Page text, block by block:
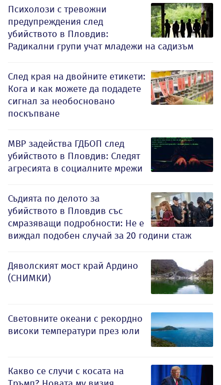
Психолози с тревожни
предупреждения след
убийството в Пловдив:
Радикални групи учат младежи на садизъм
След края на двойните етикети:
Кога и как можете да подадете
сигнал за необосновано
поскъпване
МВР задейства ГДБОП след
убийството в Пловдив: Следят
агресията в социалните мрежи
Съдията по делото за
убийството в Пловдив със
смразяващи подробности: Не е
виждал подобен случай за 20 години стаж
Дяволският мост край Ардино
(СНИМКИ)
Световните океани с рекордно
високи температури през юли
Какво се случи с косата на